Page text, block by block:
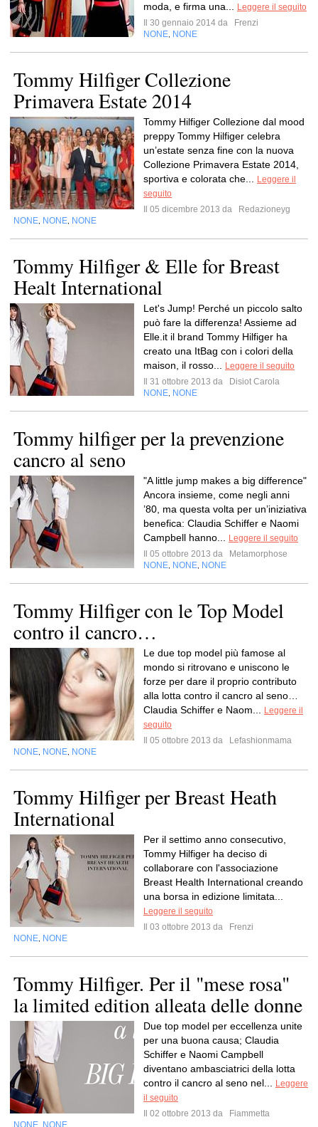
moda, e firma una...
Leggere il seguito
Il 30 gennaio 2014 da
Frenzi
NONE NONE
Tommy Hilfiger Collezione
Primavera Estate 2014
Tommy Hilfiger Collezione dal mood
preppy Tommy Hilfiger celebra
un’estate senza fine con la nuova
Collezione Primavera Estate 2014,
sportiva e colorata che...
Leggere il
seguito
Il 05 dicembre 2013 da
Redazioneyg
NONE NONE NONE
Tommy Hilfiger & Elle for Breast
Healt International
Let's Jump! Perché un piccolo salto
può fare la differenza! Assieme ad
Elle.it il brand Tommy Hilfiger ha
creato una ItBag con i colori della
maison, il rosso...
Leggere il seguito
Il 31 ottobre 2013 da
Disiot Carola
NONE NONE
Tommy hilfiger per la prevenzione
cancro al seno
"A little jump makes a big difference"
Ancora insieme, come negli anni
’80, ma questa volta per un’iniziativa
benefica: Claudia Schiffer e Naomi
Campbell hanno...
Leggere il seguito
Il 05 ottobre 2013 da
Metamorphose
NONE NONE NONE
Tommy Hilfiger con le Top Model
contro il cancro…
Le due top model più famose al
mondo si ritrovano e uniscono le
forze per dare il proprio contributo
alla lotta contro il cancro al seno…
Claudia Schiffer e Naom...
Leggere il
seguito
Il 05 ottobre 2013 da
Lefashionmama
NONE NONE NONE
Tommy Hilfiger per Breast Heath
International
Per il settimo anno consecutivo,
Tommy Hilfiger ha deciso di
collaborare con l'associazione
Breast Health International creando
una borsa in edizione limitata...
Leggere il seguito
Il 03 ottobre 2013 da
Frenzi
NONE NONE
Tommy Hilfiger. Per il "mese rosa"
la limited edition alleata delle donne
Due top model per eccellenza unite
per una buona causa; Claudia
Schiffer e Naomi Campbell
diventano ambasciatrici della lotta
contro il cancro al seno nel...
Leggere
il seguito
Il 02 ottobre 2013 da
Fiammetta
NONE NONE